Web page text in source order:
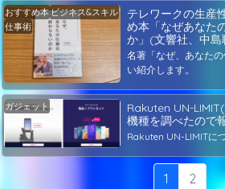
おすすめ本ビジネス&スキル
仕事術
テレワークの生産
め本「なぜあなた
か」(文響社、中島
名著「なぜ、あなた
い紹介します。
ガジェット
Rakuten UN-
機種を調べたので
Rakuten UN-LIMITに
1 2